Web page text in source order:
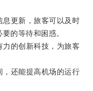
更新，旅客可以及时
的等待和困惑。
的创新科技，为旅客
还能提高机场的运行